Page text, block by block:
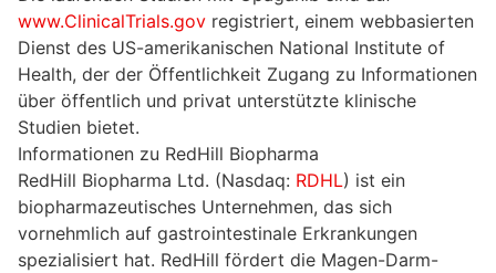
www.ClinicalTrials.gov registriert, einem webbasierten
Dienst des US-amerikanischen National Institute of
Health, der der Öffentlichkeit Zugang zu Informationen
über öffentlich und privat unterstützte klinische
Studien bietet.
Informationen zu RedHill Biopharma
RedHill Biopharma Ltd. (Nasdaq: RDHL) ist ein
biopharmazeutisches Unternehmen, das sich
vornehmlich auf gastrointestinale Erkrankungen
spezialisiert hat. RedHill fördert die Magen-Darm-